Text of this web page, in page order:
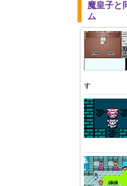
魔皇子と
ム
す